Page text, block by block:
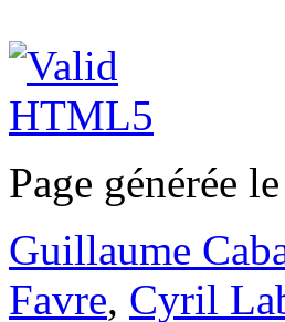
Page générée
Guillaume
Favre, Cyril